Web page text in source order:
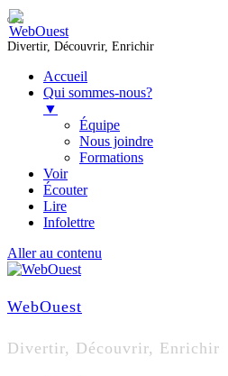
Divertir, Découvrir, Enrichir
Accueil
Qui sommes-nous?
▼
Équipe
Nous joindre
Formations
Voir
Écouter
Lire
Infolettre
Aller au contenu
WebOuest
Divertir, Découvrir, Enrichir